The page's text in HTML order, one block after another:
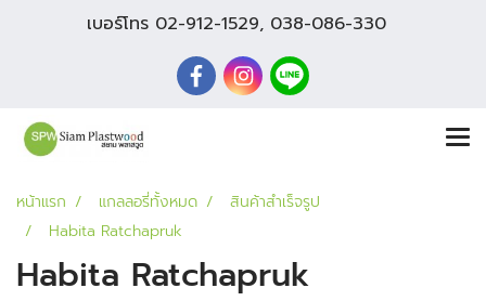
เบอร์โทร 02-912-1529, 038-086-330
หน้าแรก แกลลอรี่ทั้งหมด
สินค้าสำเร็จรูป
Habita Ratchapruk
Habita Ratchapruk